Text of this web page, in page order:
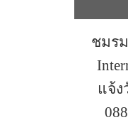
ชมร
แจ้ง